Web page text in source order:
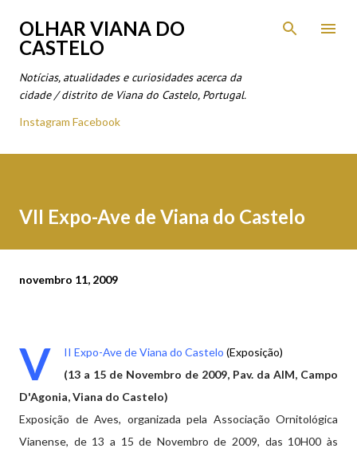
Avançar para o conteúdo principal
OLHAR VIANA DO
CASTELO
Notícias, atualidades e curiosidades acerca da
cidade / distrito de Viana do Castelo, Portugal.
Instagram Facebook
VII Expo-Ave de Viana do Castelo
novembro 11, 2009
V II Expo-Ave de Viana do Castelo (Exposição)
(13 a 15 de Novembro de 2009, Pav. da AIM, Campo
D'Agonia, Viana do Castelo)
Exposição de Aves, organizada pela Associação Ornitológica
Vianense, de 13 a 15 de Novembro de 2009, das 10H00 às